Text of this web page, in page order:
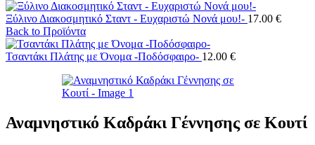
Ξύλινο Διακοσμητικό Σταντ - Ευχαριστώ Νονά μου!- 17.00 €
Back to Προϊόντα
Τσαντάκι Πλάτης με Όνομα -Ποδόσφαιρο- 12.00 €
Αναμνηστικό Καδράκι Γέννησης σε Κουτί